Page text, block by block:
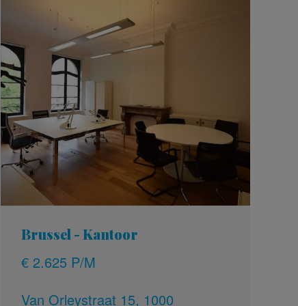
Brussel - Kantoor
€ 2.625 P/M
Van Orleystraat 15, 1000